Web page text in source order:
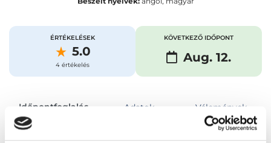
ÉRTÉKELÉSEK
5.0
4 értékelés
KÖVETKEZŐ IDŐPONT
Aug. 12.
Időpontfoglalás Adatok Vélemények